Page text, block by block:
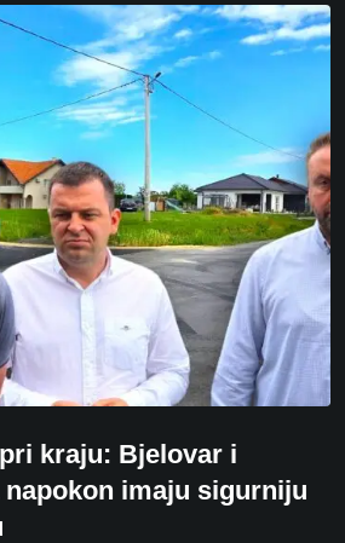
kraju: Bjelovar i
napokon imaju sigurniju